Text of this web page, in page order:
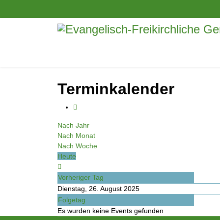
Terminkalender
Nach Jahr
Nach Monat
Nach Woche
Heute
Vorheriger Tag
Dienstag, 26. August 2025
Folgetag
Es wurden keine Events gefunden